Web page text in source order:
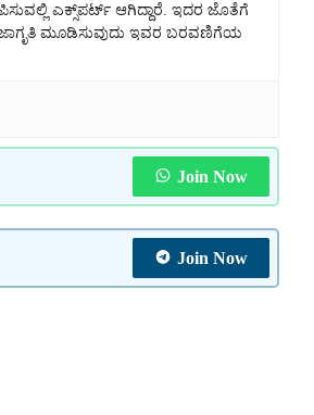
ಎಕ್ಸ್‌ಪರ್ಟ್ ಆಗಿದ್ದಾರೆ. ಇದರ ಜೊತೆಗೆ
ಮೂಡಿಸುವುದು ಇವರ ಬರವಣಿಗೆಯ
Join Now
Join Now